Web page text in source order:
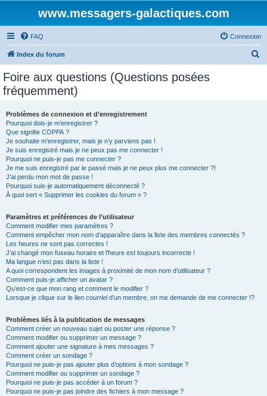
www.messagers-galactiques.com
FAQ Connexion
Index du forum
Foire aux questions (Questions posées
fréquemment)
Problèmes de connexion et d’enregistrement
Pourquoi dois-je m’enregistrer ?
Que signifie COPPA ?
Je souhaite m’enregistrer, mais je n’y parviens pas !
Je suis enregistré mais je ne peux pas me connecter !
Pourquoi ne puis-je pas me connecter ?
Je me suis enregistré par le passé mais je ne peux plus me connecter ?!
J’ai perdu mon mot de passe !
Pourquoi suis-je automatiquement déconnecté ?
À quoi sert « Supprimer les cookies du forum » ?
Paramètres et préférences de l’utilisateur
Comment modifier mes paramètres ?
Comment empêcher mon nom d’apparaître dans la liste des membres connectés ?
Les heures ne sont pas correctes !
J’ai changé mon fuseau horaire et l’heure est toujours incorrecte !
Ma langue n’est pas dans la liste !
A quoi correspondent les images à proximité de mon nom d’utilisateur ?
Comment puis-je afficher un avatar ?
Qu’est-ce que mon rang et comment le modifier ?
Lorsque je clique sur le lien courrield’un membre, on me demande de me connecter !?
Problèmes liés à la publication de messages
Comment créer un nouveau sujet ou poster une réponse ?
Comment modifier ou supprimer un message ?
Comment ajouter une signature à mes messages ?
Comment créer un sondage ?
Pourquoi ne puis-je pas ajouter plus d’options à mon sondage ?
Comment modifier ou supprimer un sondage ?
Pourquoi ne puis-je pas accéder à un forum ?
Pourquoi ne puis-je pas joindre des fichiers à mon message ?